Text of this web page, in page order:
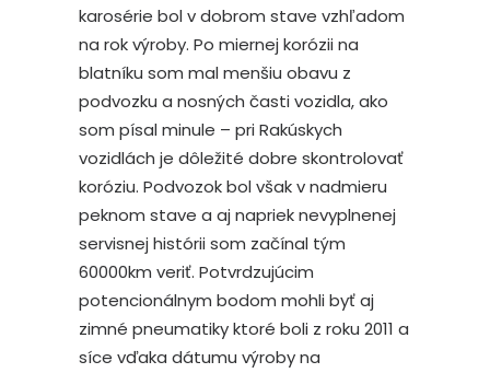
karosérie bol v dobrom stave vzhľadom
na rok výroby. Po miernej korózii na
blatníku som mal menšiu obavu z
podvozku a nosných časti vozidla, ako
som písal minule – pri Rakúskych
vozidlách je dôležité dobre skontrolovať
koróziu. Podvozok bol však v nadmieru
peknom stave a aj napriek nevyplnenej
servisnej histórii som začínal tým
60000km veriť. Potvrdzujúcim
potencionálnym bodom mohli byť aj
zimné pneumatiky ktoré boli z roku 2011 a
síce vďaka dátumu výroby na